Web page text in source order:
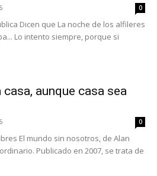
0
Dicen que La noche de los alfileres
Lo intento siempre, porque si
aunque casa sea
0
El mundo sin nosotros, de Alan
Publicado en 2007, se trata de